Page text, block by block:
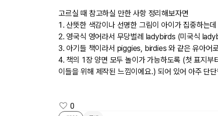
고르실 때 참고하실 만한 사항 정리해보자면
1. 산뜻한 색감이나 선명한 그림이 아이가 집중하는
2. 영국식 영어라서 무당벌레 ladybirds (미국식
3. 아기들 책이라서 piggies, birdies 와 같은 유아어
4. 책의 1장 양면 모두 놀이가 가능하도록 (첫 표지
이들을 위해 제작된 느낌이에요.) 되어 있어 아주 단
0